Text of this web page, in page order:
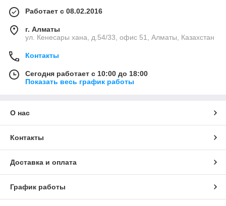
Работает с 08.02.2016
г. Алматы
ул. Кенесары хана, д.54/33, офис 51, Алматы, Казахстан
Контакты
Сегодня работает с 10:00 до 18:00
Показать весь график работы
О нас
Контакты
Доставка и оплата
График работы